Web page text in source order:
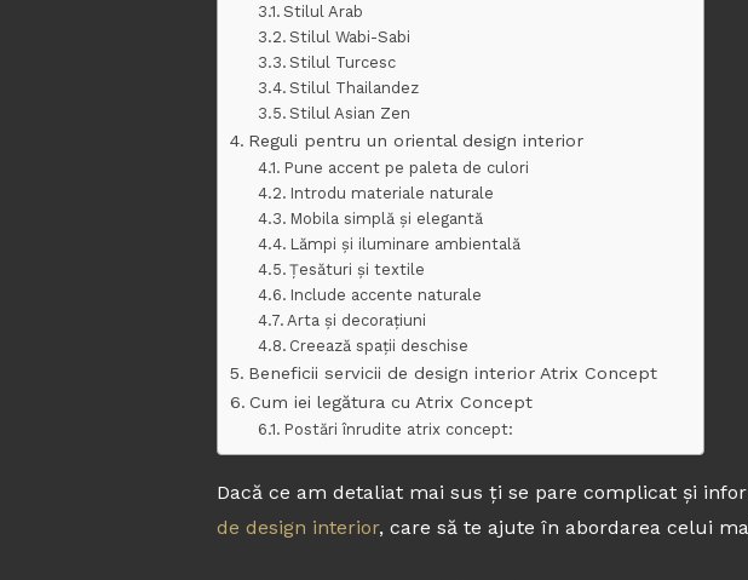
Stilul Arab
Stilul Wabi-Sabi
Stilul Turcesc
Stilul Thailandez
Stilul Asian Zen
Reguli pentru un oriental design interior
Pune accent pe paleta de culori
Introdu materiale naturale
Mobila simplă și elegantă
Lămpi și iluminare ambientală
Țesături și textile
Include accente naturale
Arta și decorațiuni
Creează spații deschise
Beneficii servicii de design interior Atrix Concept
Cum iei legătura cu Atrix Concept
Postări înrudite atrix concept:
Dacă ce am detaliat mai sus ți se pare complicat și
de design interior, care să te ajute în abordarea celui